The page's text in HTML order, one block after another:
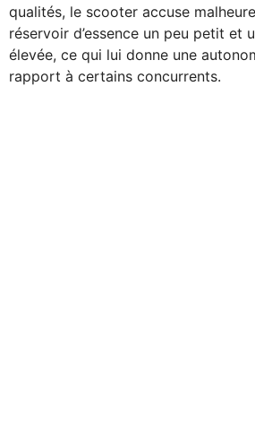
qualités, le scooter accuse
réservoir d’essence un peu petit et
élevée, ce qui lui donne une
rapport à certains concurrents.